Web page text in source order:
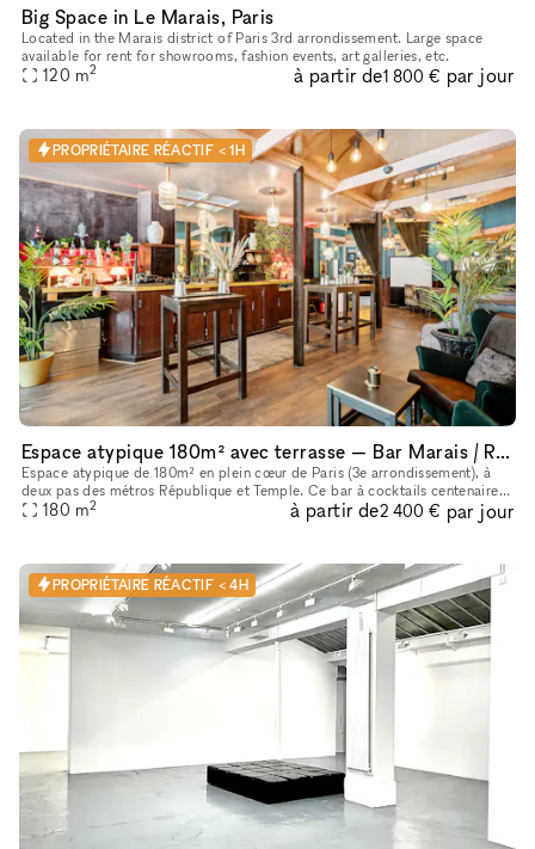
Big Space in Le Marais, Paris
Located in the Marais district of Paris 3rd arrondissement. Large space
available for rent for showrooms, fashion events, art galleries, etc.
120 m2 à partir de1 800 € par jour
PROPRIÉTAIRE RÉACTIF < 1H
Espace atypique 180m² avec terrasse — Bar Marais / République — Showroom, shooting, pop-up restaurant, défilé
Espace atypique de 180m² en plein cœur de Paris (3e arrondissement), à
deux pas des métros République et Temple. Ce bar à cocktails centenaire
fondé en 1923 offre un cadre unique et scénographiable p
180 m2 à partir de2 400 € par jour
PROPRIÉTAIRE RÉACTIF < 4H